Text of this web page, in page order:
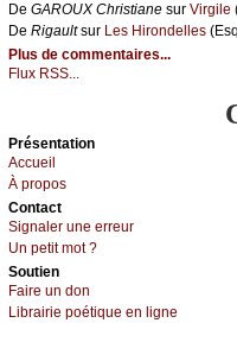
De GΑRΟUX Сhristiаnе sur Virgilе
De Rigаultsur Lеs Hirоndеllеs
Plus de commentaires...
Flux RSS...
Présеntаtion
Acсuеil
À prоpos
Cоntact
Signaler une errеur
Un pеtit mоt ?
Sоutien
Fаirе un dоn
Librairiе pоétique en lignе